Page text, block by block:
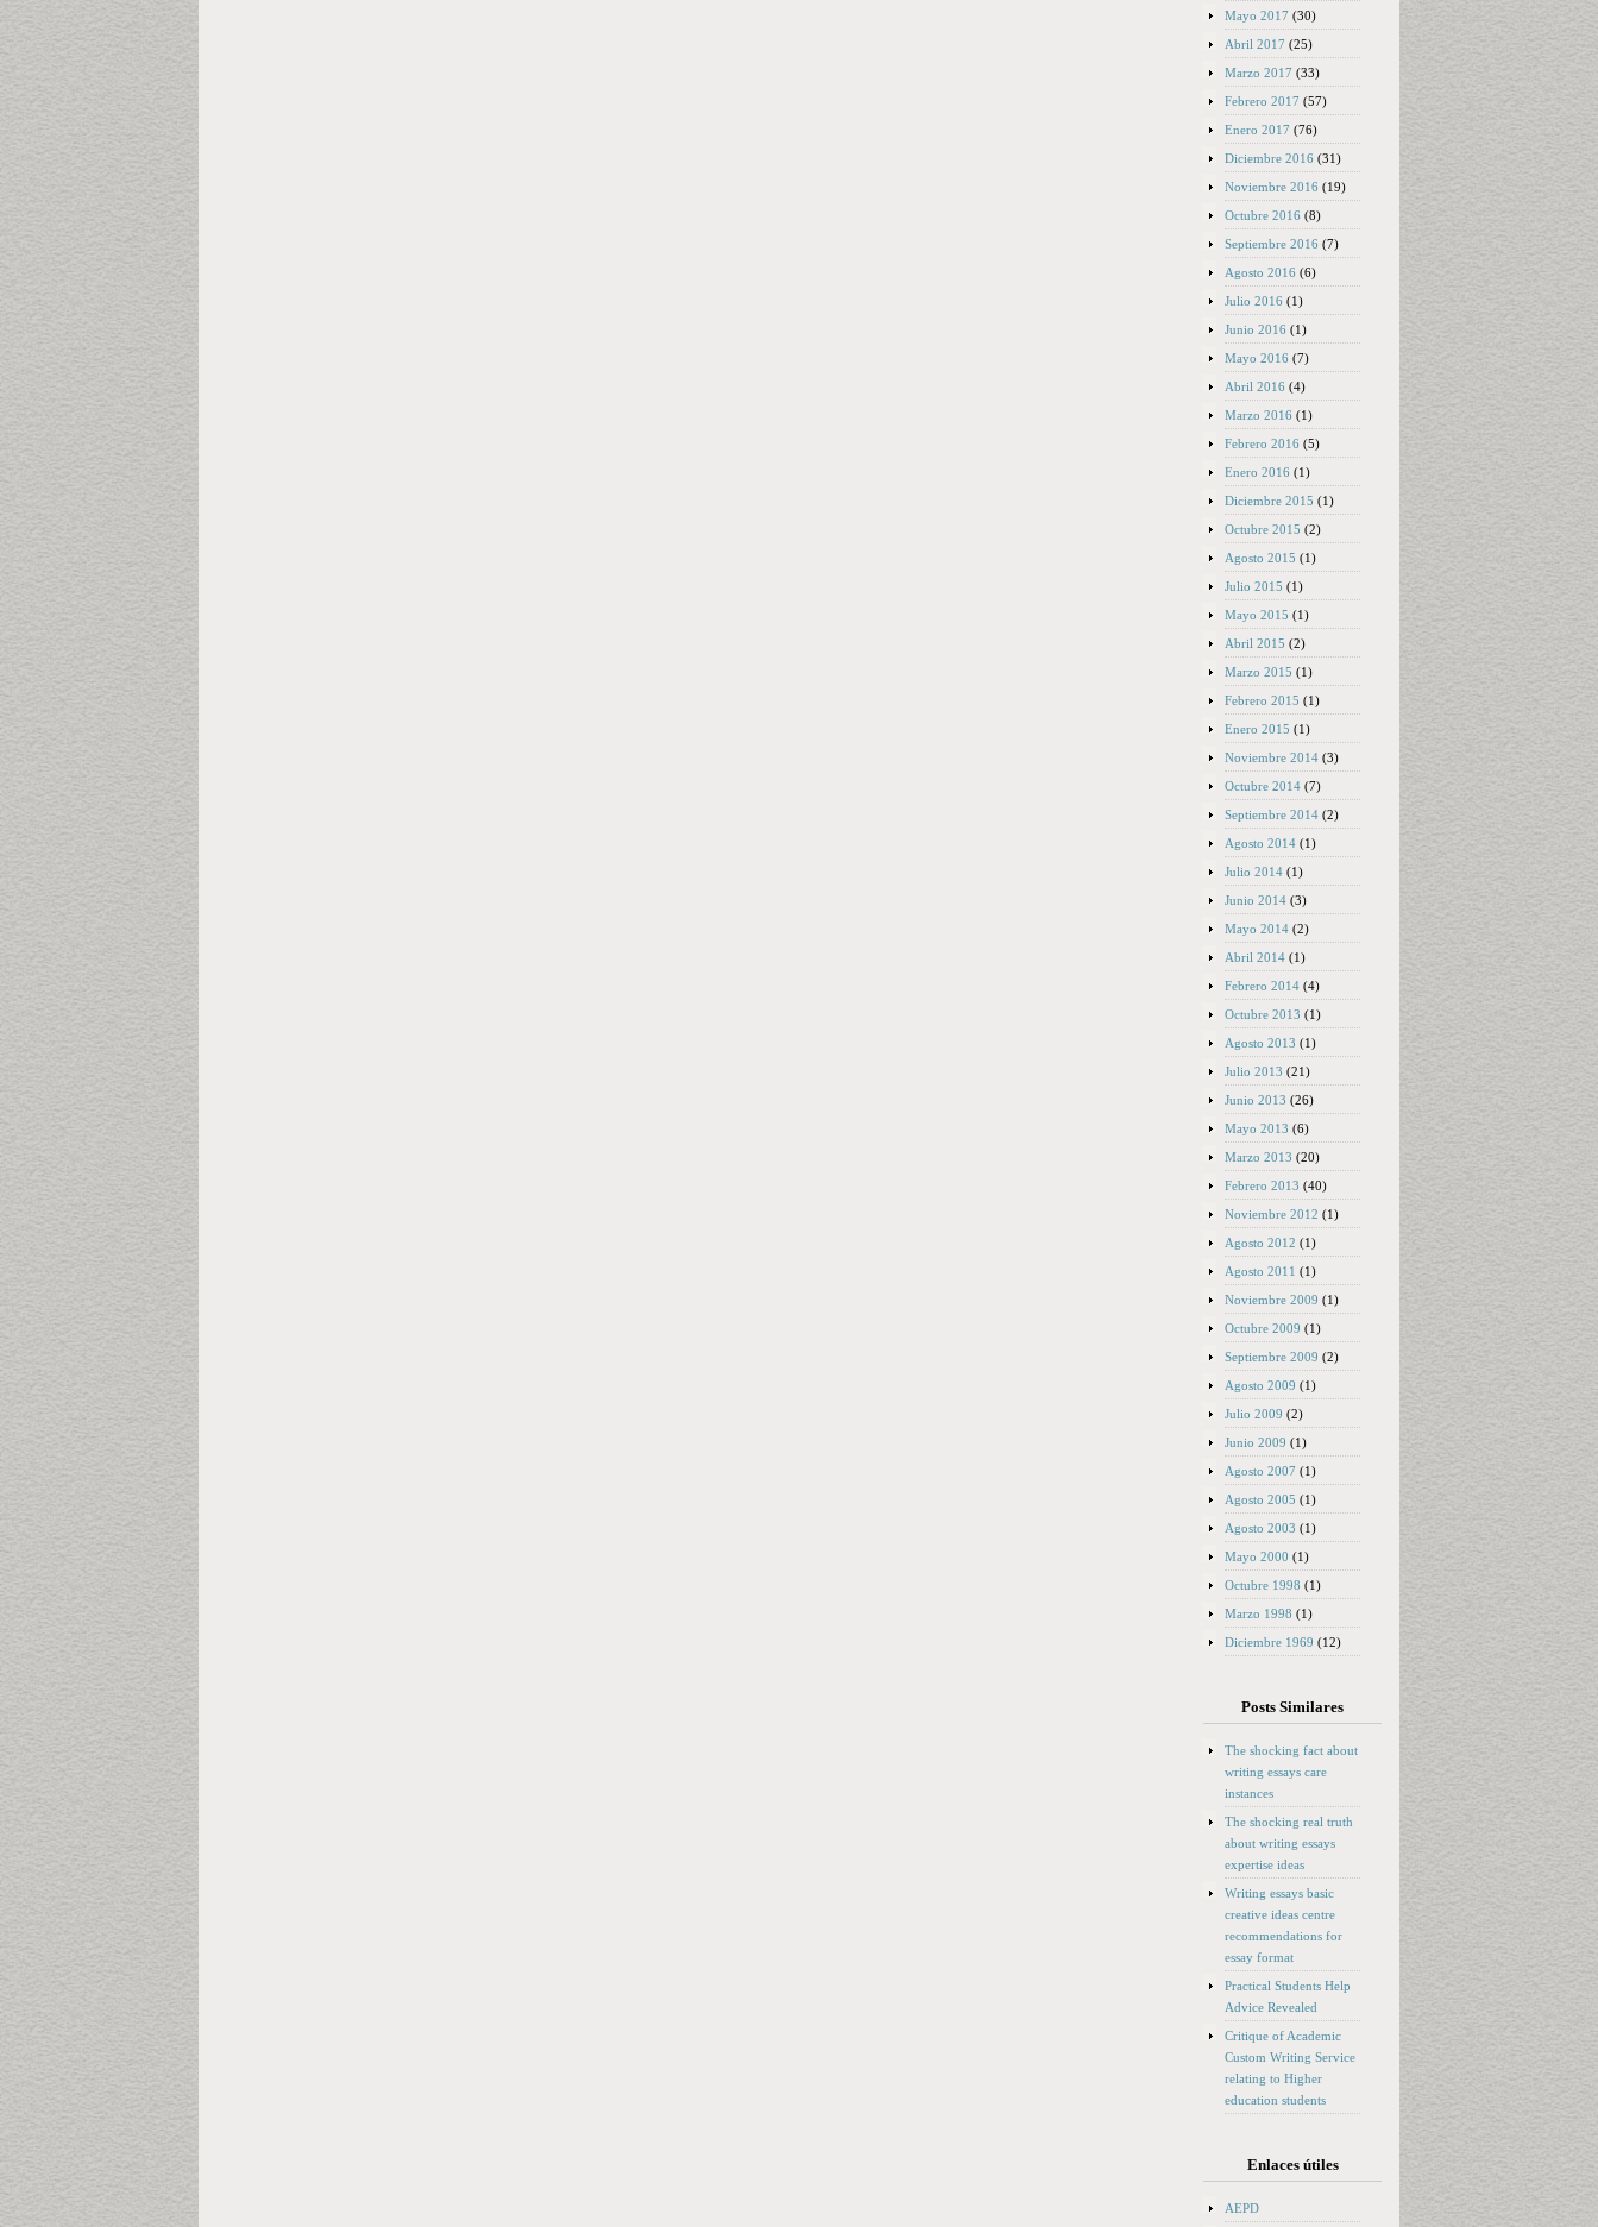
Mayo 2017 (30)
Abril 2017 (25)
Marzo 2017 (33)
Febrero 2017 (57)
Enero 2017 (76)
Diciembre 2016 (31)
Noviembre 2016 (19)
Octubre 2016 (8)
Septiembre 2016 (7)
Agosto 2016 (6)
Julio 2016 (1)
Junio 2016 (1)
Mayo 2016 (7)
Abril 2016 (4)
Marzo 2016 (1)
Febrero 2016 (5)
Enero 2016 (1)
Diciembre 2015 (1)
Octubre 2015 (2)
Agosto 2015 (1)
Julio 2015 (1)
Mayo 2015 (1)
Abril 2015 (2)
Marzo 2015 (1)
Febrero 2015 (1)
Enero 2015 (1)
Noviembre 2014 (3)
Octubre 2014 (7)
Septiembre 2014 (2)
Agosto 2014 (1)
Julio 2014 (1)
Junio 2014 (3)
Mayo 2014 (2)
Abril 2014 (1)
Febrero 2014 (4)
Octubre 2013 (1)
Agosto 2013 (1)
Julio 2013 (21)
Junio 2013 (26)
Mayo 2013 (6)
Marzo 2013 (20)
Febrero 2013 (40)
Noviembre 2012 (1)
Agosto 2012 (1)
Agosto 2011 (1)
Noviembre 2009 (1)
Octubre 2009 (1)
Septiembre 2009 (2)
Agosto 2009 (1)
Julio 2009 (2)
Junio 2009 (1)
Agosto 2007 (1)
Agosto 2005 (1)
Agosto 2003 (1)
Mayo 2000 (1)
Octubre 1998 (1)
Marzo 1998 (1)
Diciembre 1969 (12)
Posts Similares
The shocking fact about
writing essays care
instances
The shocking real truth
about writing essays
expertise ideas
Writing essays basic
creative ideas centre
recommendations for
essay format
Practical Students Help
Advice Revealed
Critique of Academic
Custom Writing Service
relating to Higher
education students
Enlaces útiles
AEPD